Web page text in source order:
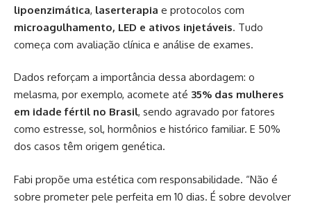
lipoenzimática, laserterapia e protocolos com
microagulhamento, LED e ativos injetáveis. Tudo
começa com avaliação clínica e análise de exames.
Dados reforçam a importância dessa abordagem: o
melasma, por exemplo, acomete até 35% das mulheres
em idade fértil no Brasil, sendo agravado por fatores
como estresse, sol, hormônios e histórico familiar. E 50%
dos casos têm origem genética.
Fabi propõe uma estética com responsabilidade. “Não é
sobre prometer pele perfeita em 10 dias. É sobre devolver